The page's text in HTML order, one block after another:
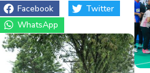
Facebook
Twitter
WhatsApp